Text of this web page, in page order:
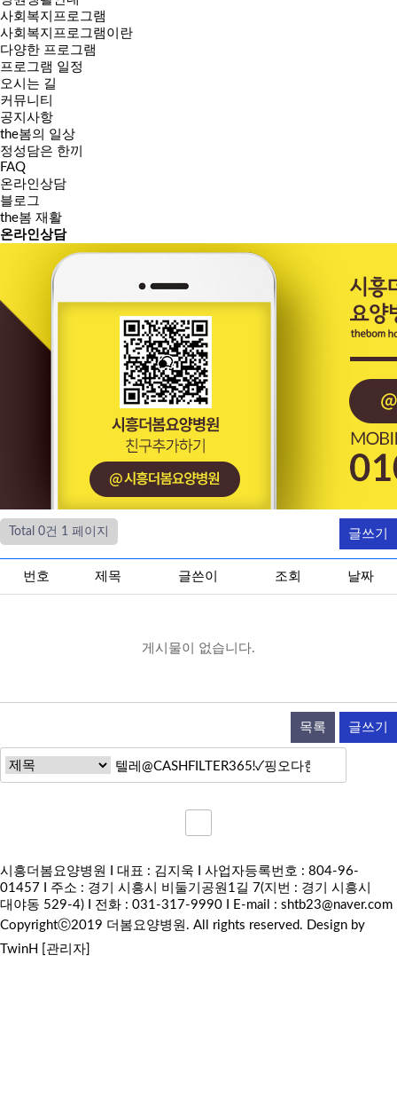
사회복지프로그램
사회복지프로그램이란
다양한 프로그램
프로그램 일정
오시는 길
커뮤니티
공지사항
the봄의 일상
정성담은 한끼
FAQ
온라인상담
블로그
the봄 재활
온라인상담
Total 0건 1 페이지 글쓰기
번호 제목 글쓴이 조회 날짜
게시물이 없습니다.
목록 글쓰기
시흥더봄요양병원 I 대표 : 김지욱 I 사업자등록번호 : 804-96-
01457 I 주소 : 경기 시흥시 비둘기공원1길 7(지번 : 경기 시흥시
대야동 529-4) I 전화 : 031-317-9990 I E-mail : shtb23@naver.com
Copyrightⓒ2019 더봄요양병원. All rights reserved. Design by
TwinH
[관리자]